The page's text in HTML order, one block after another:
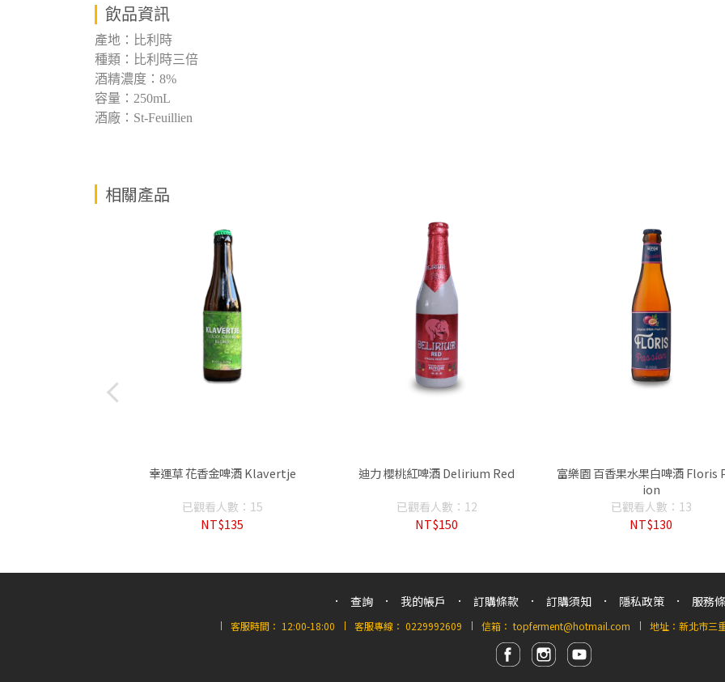
飲品資訊
產地：比利時
種類：比利時三倍
酒精濃度：8%
容量：250mL
酒廠：St-Feuillien
相關產品
幸運草 花香金啤酒 Klavertje
已觀看人數：15
NT$135
迪力 櫻桃紅啤酒 Delirium Red
已觀看人數：12
NT$150
富樂園 百香果水果白啤酒 Floris
ion
已觀看人數：13
NT$130
查詢 我的帳戶 訂購條款 訂購須知 隱私政策 服務
客服時間： 12:00-18:00 客服專線： 0229992609 信箱： topferment@hotmail.com 地址：新北市三